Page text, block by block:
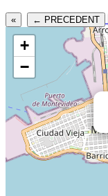
« ← PRECEDENT
+
−